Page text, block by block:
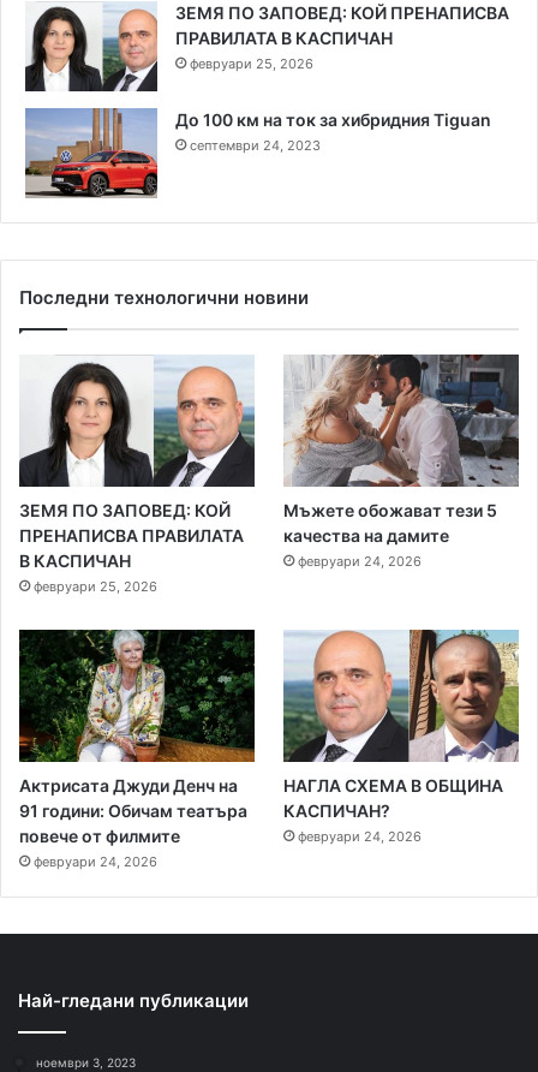
ЗЕМЯ ПО ЗАПОВЕД: КОЙ ПРЕНАПИСВА
ПРАВИЛАТА В КАСПИЧАН
февруари 25, 2026
До 100 км на ток за хибридния Tiguan
септември 24, 2023
Последни технологични новини
ЗЕМЯ ПО ЗАПОВЕД: КОЙ
ПРЕНАПИСВА ПРАВИЛАТА
В КАСПИЧАН
февруари 25, 2026
Мъжете обожават тези 5
качества на дамите
февруари 24, 2026
Актрисата Джуди Денч на
91 години: Обичам театъра
повече от филмите
февруари 24, 2026
НАГЛА СХЕМА В ОБЩИНА
КАСПИЧАН?
февруари 24, 2026
Най-гледани публикации
ноември 3, 2023